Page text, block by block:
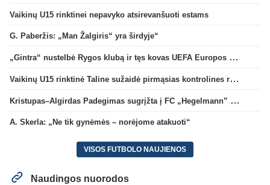
Vaikinų U15 rinktinei nepavyko atsirevanšuoti estams
G. Paberžis: „Man Žalgiris“ yra širdyje“
„Gintra“ nustelbė Rygos klubą ir tęs kovas UEFA Europos taurės atrankoje
Vaikinų U15 rinktinė Taline sužaidė pirmąsias kontrolines rungtynes
Kristupas–Algirdas Padegimas sugrįžta į FC „Hegelmann” B sudėtį
A. Skerla: „Ne tik gynėmės – norėjome atakuoti“
VISOS FUTBOLO NAUJIENOS
Naudingos nuorodos